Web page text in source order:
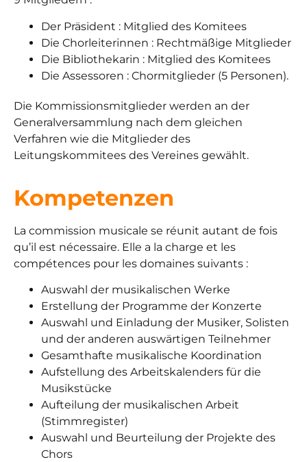
Der Präsident : Mitglied des Komitees
Die Chorleiterinnen : Rechtmäßige Mitglieder
Die Bibliothekarin : Mitglied des Komitees
Die Assessoren : Chormitglieder (5 Personen).
Die Kommissionsmitglieder werden an der
Generalversammlung nach dem gleichen
Verfahren wie die Mitglieder des
Leitungskommitees des Vereines gewählt.
Kompetenzen
La commission musicale se réunit autant de fois
qu’il est nécessaire. Elle a la charge et les
compétences pour les domaines suivants :
Auswahl der musikalischen Werke
Erstellung der Programme der Konzerte
Auswahl und Einladung der Musiker, Solisten
und der anderen auswärtigen Teilnehmer
Gesamthafte musikalische Koordination
Aufstellung des Arbeitskalenders für die
Musikstücke
Aufteilung der musikalischen Arbeit
(Stimmregister)
Auswahl und Beurteilung der Projekte des
Chors